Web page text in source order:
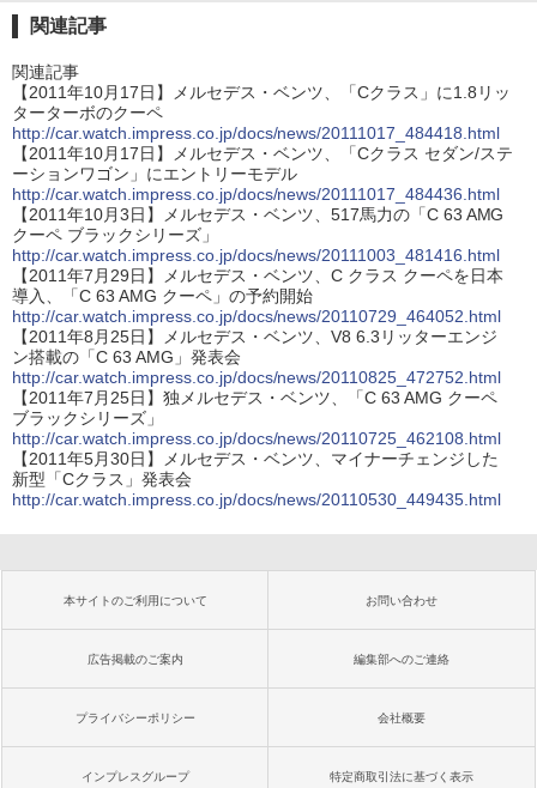
関連記事
関連記事
【2011年10月17日】メルセデス・ベンツ、「Cクラス」に1.8リッ
ターターボのクーペ
http://car.watch.impress.co.jp/docs/news/20111017_484418.html
【2011年10月17日】メルセデス・ベンツ、「Cクラス セダン/ステ
ーションワゴン」にエントリーモデル
http://car.watch.impress.co.jp/docs/news/20111017_484436.html
【2011年10月3日】メルセデス・ベンツ、517馬力の「C 63 AMG
クーペ ブラックシリーズ」
http://car.watch.impress.co.jp/docs/news/20111003_481416.html
【2011年7月29日】メルセデス・ベンツ、C クラス クーペを日本
導入、「C 63 AMG クーペ」の予約開始
http://car.watch.impress.co.jp/docs/news/20110729_464052.html
【2011年8月25日】メルセデス・ベンツ、V8 6.3リッターエンジ
ン搭載の「C 63 AMG」発表会
http://car.watch.impress.co.jp/docs/news/20110825_472752.html
【2011年7月25日】独メルセデス・ベンツ、「C 63 AMG クーペ
ブラックシリーズ」
http://car.watch.impress.co.jp/docs/news/20110725_462108.html
【2011年5月30日】メルセデス・ベンツ、マイナーチェンジした
新型「Cクラス」発表会
http://car.watch.impress.co.jp/docs/news/20110530_449435.html
本サイトのご利用について お問い合わせ
広告掲載のご案内 編集部へのご連絡
プライバシーポリシー 会社概要
インプレスグループ 特定商取引法に基づく表示